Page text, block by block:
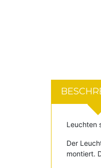
Leuchten
Der
montiert.